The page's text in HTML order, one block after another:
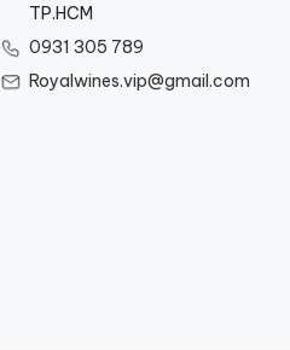
TP.HCM
0931 305 789
Royalwines.vip@gmail.com